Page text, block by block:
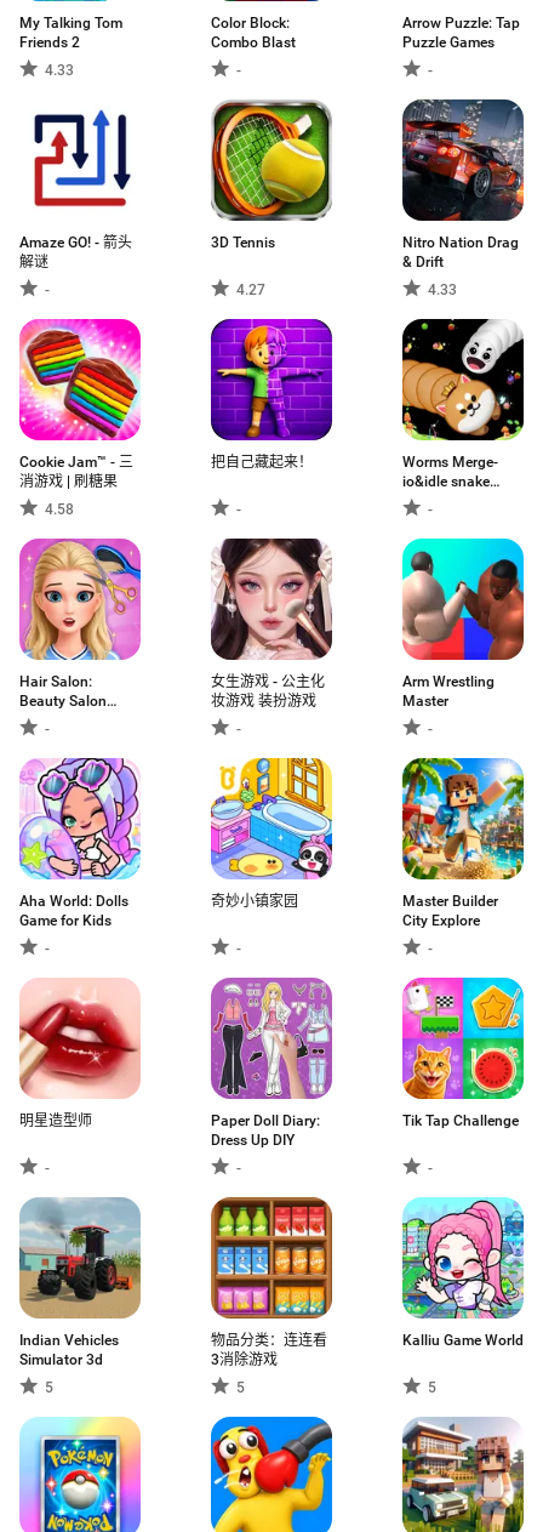
My Talking Tom
Friends 2
4.33
Color Block:
Combo Blast
-
Arrow Puzzle: Tap
Puzzle Games
-
Amaze GO! - 箭头
解谜
-
3D Tennis
4.27
Nitro Nation Drag
& Drift
4.33
Cookie Jam™ - 三
消游戏 | 刷糖果
4.58
把自己藏起来！
-
Worms Merge-
io&idle snake
game-
Hair Salon:
Beauty Salon
Game-
女生游戏 - 公主化
妆游戏 装扮游戏
-
Arm Wrestling
Master
-
Aha World: Dolls
Game for Kids
-
奇妙小镇家园
-
Master Builder
City Explore
-
明星造型师
-
Paper Doll Diary:
Dress Up DIY
-
Tik Tap Challenge
-
Indian Vehicles
Simulator 3d
5
物品分类：连连看
3消除游戏
5
Kalliu Game World
5